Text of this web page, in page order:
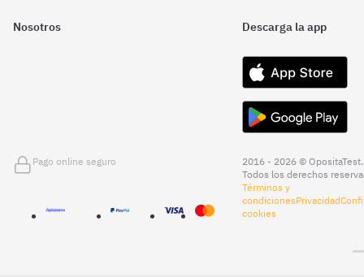
Nosotros Descarga la app
Pago online seguro
2016 - 2026 © OpositaTest.
Todos los derechos
Términos y
condicionesPrivacidad
cookies